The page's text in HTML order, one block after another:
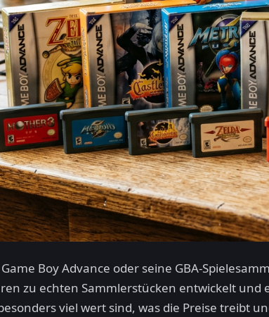
Boy Advance oder seine GBA-
zu echten Sammlerstücken entwickelt
viel wert sind, was die Preise treibt